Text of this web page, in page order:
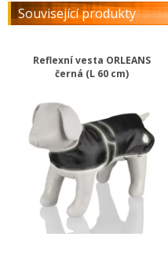
Související produkty
Reflexní vesta ORLEANS
černá (L 60 cm)